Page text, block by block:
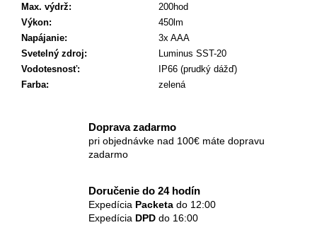
Max. výdrž:
200hod
Výkon:
450lm
Napájanie:
3x AAA
Svetelný zdroj:
Luminus SST-20
Vodotesnosť:
IP66 (prudký dážď)
Farba: zelená
Doprava zadarmo
pri objednávke nad 100€ máte dopravu
zadarmo
Doručenie do 24 hodín
Expedícia Packeta do 12:00
Expedícia DPD do 16:00